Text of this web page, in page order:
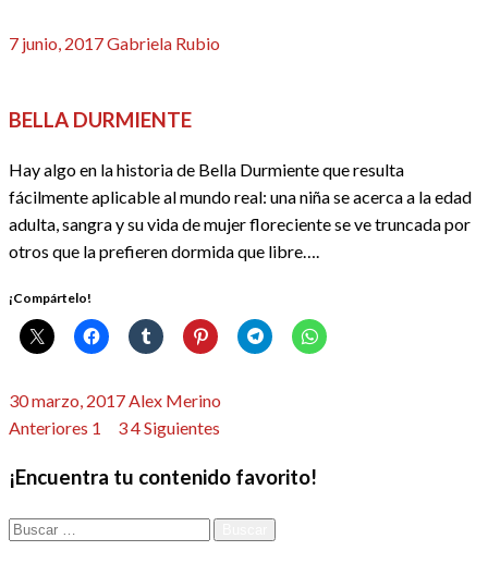
Publicado
7 junio, 2017Gabriela Rubio
BELLA DURMIENTE
Hay algo en la historia de Bella Durmiente que resulta
fácilmente aplicable al mundo real: una niña se acerca a la edad
adulta, sangra y su vida de mujer floreciente se ve truncada por
otros que la prefieren dormida que libre….
¡Compártelo!
Publicado
el
30 marzo, 2017Alex Merino
Paginación
de
entradas
Anteriores 1 34Siguientes
¡Encuentra tu contenido favorito!
Buscar: